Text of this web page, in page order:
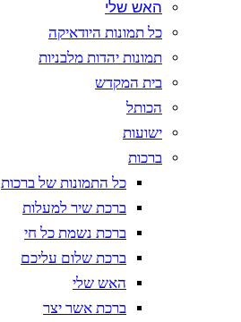
האש שלי
כל תמונות היודאיקה
תמונות יהדות מלבניות
בית המקדש
הכותל
ישועות
ברכות
כל התמונות של ברכות
ברכת שיר למעלות
ברכת נשמת כל חי
ברכת שלום עליכם
האש שלי
ברכת אשר יצר